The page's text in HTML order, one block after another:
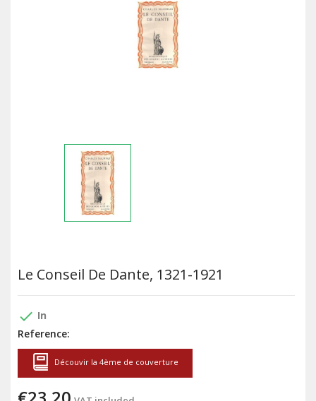
Le Conseil De Dante, 1321-1921
done In
Reference:
Découvir la 4ème de couverture